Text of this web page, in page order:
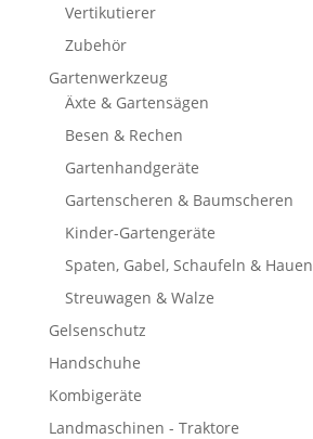
Vertikutierer
Zubehör
Gartenwerkzeug
Äxte & Gartensägen
Besen & Rechen
Gartenhandgeräte
Gartenscheren & Baumscheren
Kinder-Gartengeräte
Spaten, Gabel, Schaufeln & Hauen
Streuwagen & Walze
Gelsenschutz
Handschuhe
Kombigeräte
Landmaschinen - Traktore